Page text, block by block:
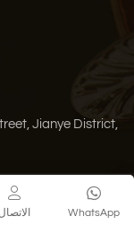
سياسة الخصوصية
WhatsApp الاتصال